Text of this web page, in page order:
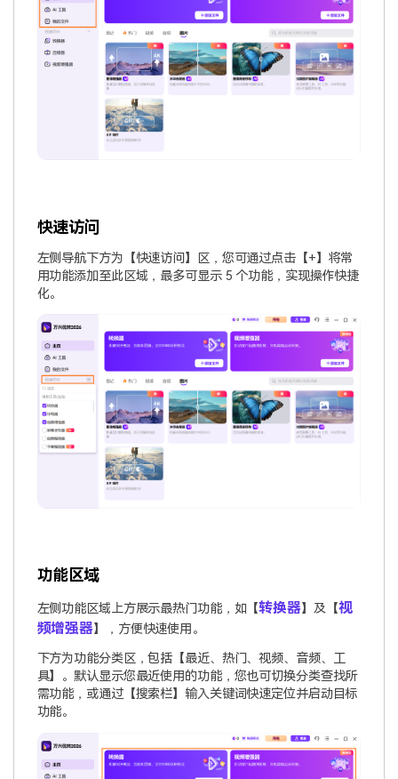
快速访问
左侧导航下方为【快速访问】区，您可通过点击【+】将常
用功能添加至此区域，最多可显示 5 个功能，实现操作快捷
化。
功能区域
左侧功能区域上方展示最热门功能，如【转换器】及【视
频增强器】，方便快速使用。
下方为功能分类区，包括【最近、热门、视频、音频、工
具】。默认显示您最近使用的功能，您也可切换分类查找所
需功能，或通过【搜索栏】输入关键词快速定位并启动目标
功能。